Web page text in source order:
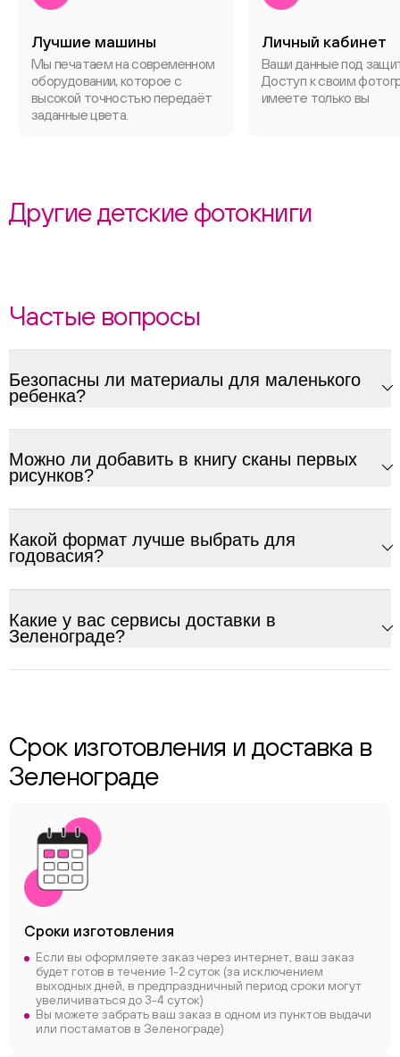
Лучшие машины
Мы печатаем на современном
оборудовании, которое с
высокой точностью передаёт
заданные цвета.
Личный кабинет
Ваши данные под
Доступ к своим
имеете только вы
Другие детские фотокниги
Частые вопросы
Безопасны ли материалы для маленького
ребенка?
Можно ли добавить в книгу сканы первых
рисунков?
Какой формат лучше выбрать для
годовасия?
Какие у вас сервисы доставки в
Зеленограде?
Срок изготовления и доставка в
Зеленограде
Сроки изготовления
Если вы оформляете заказ через интернет, ваш заказ
будет готов в течение 1-2 суток (за исключением
выходных дней, в предпраздничный период сроки могут
увеличиваться до 3-4 суток)
Вы можете забрать ваш заказ в одном из пунктов выдачи
или постаматов в Зеленограде)